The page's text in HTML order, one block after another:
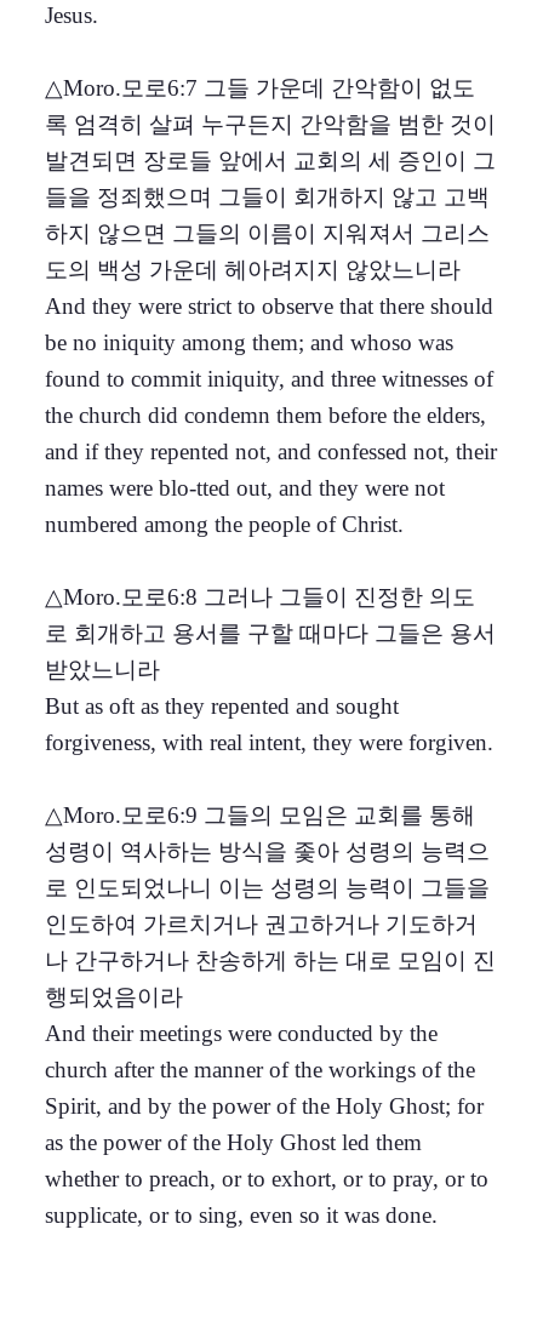
Jesus.
△Moro.모로6:7 그들 가운데 간악함이 없도
록 엄격히 살펴 누구든지 간악함을 범한 것이
발견되면 장로들 앞에서 교회의 세 증인이 그
들을 정죄했으며 그들이 회개하지 않고 고백
하지 않으면 그들의 이름이 지워져서 그리스
도의 백성 가운데 헤아려지지 않았느니라
And they were strict to observe that there should
be no iniquity among them; and whoso was
found to commit iniquity, and three witnesses of
the church did condemn them before the elders,
and if they repented not, and confessed not, their
names were blo-tted out, and they were not
numbered among the people of Christ.
△Moro.모로6:8 그러나 그들이 진정한 의도
로 회개하고 용서를 구할 때마다 그들은 용서
받았느니라
But as oft as they repented and sought
forgiveness, with real intent, they were forgiven.
△Moro.모로6:9 그들의 모임은 교회를 통해
성령이 역사하는 방식을 좇아 성령의 능력으
로 인도되었나니 이는 성령의 능력이 그들을
인도하여 가르치거나 권고하거나 기도하거
나 간구하거나 찬송하게 하는 대로 모임이 진
행되었음이라
And their meetings were conducted by the
church after the manner of the workings of the
Spirit, and by the power of the Holy Ghost; for
as the power of the Holy Ghost led them
whether to preach, or to exhort, or to pray, or to
supplicate, or to sing, even so it was done.